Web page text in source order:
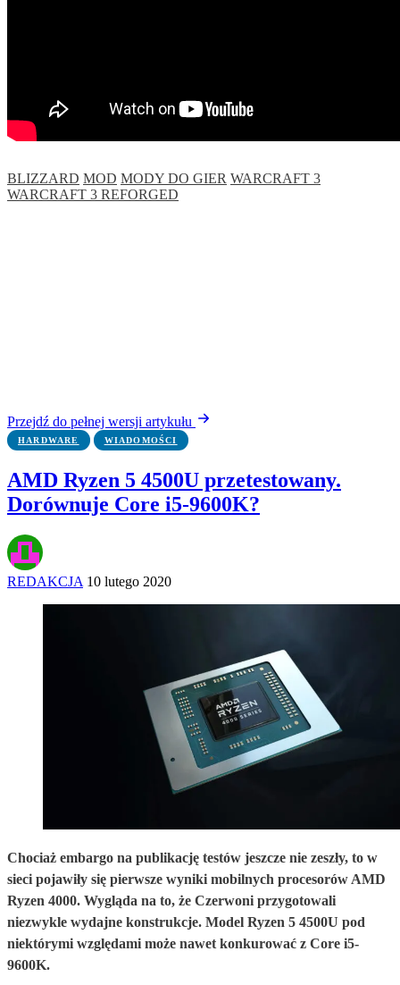
BLIZZARD MOD MODY DO GIER WARCRAFT 3
WARCRAFT 3 REFORGED
Przejdź do pełnej wersji artykułu
HARDWARE WIADOMOŚCI
AMD Ryzen 5 4500U przetestowany.
Dorównuje Core i5-9600K?
REDAKCJA 10 lutego 2020
Chociaż embargo na publikację testów jeszcze nie zeszły, to w
sieci pojawiły się pierwsze wyniki mobilnych procesorów AMD
Ryzen 4000. Wygląda na to, że Czerwoni przygotowali
niezwykle wydajne konstrukcje. Model Ryzen 5 4500U pod
niektórymi względami może nawet konkurować z Core i5-
9600K.